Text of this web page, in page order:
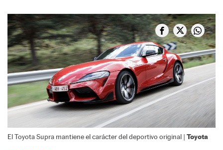
El Toyota Supra mantiene el carácter del deportivo original | Toyota